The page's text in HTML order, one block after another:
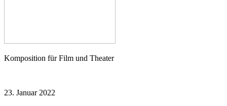
Komposition für Film und Theater
23. Januar 2022